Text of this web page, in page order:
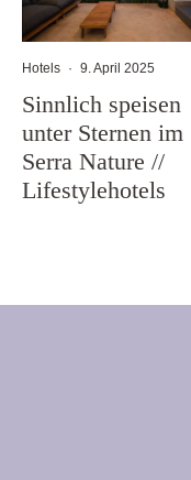
Hotels · 9. April 2025
Sinnlich speisen
unter Sternen im
Serra Nature //
Lifestylehotels